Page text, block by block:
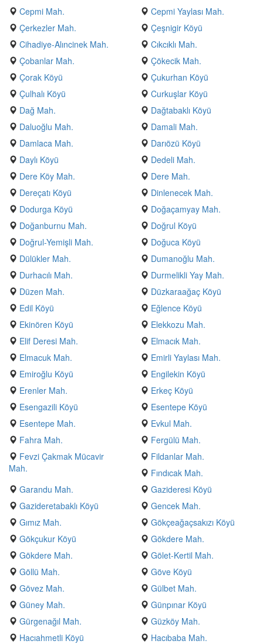
Cepmi Mah.
Cepmi Yaylası Mah.
Çerkezler Mah.
Çeşnigir Köyü
Cihadiye-Alıncinek Mah.
Cıkcıklı Mah.
Çobanlar Mah.
Çökecik Mah.
Çorak Köyü
Çukurhan Köyü
Çulhalı Köyü
Curkuşlar Köyü
Dağ Mah.
Dağtabaklı Köyü
Daluoğlu Mah.
Damali Mah.
Damlaca Mah.
Darıözü Köyü
Daylı Köyü
Dedeli Mah.
Dere Köy Mah.
Dere Mah.
Dereçatı Köyü
Dinlenecek Mah.
Dodurga Köyü
Doğaçamyay Mah.
Doğanburnu Mah.
Doğrul Köyü
Doğrul-Yemişli Mah.
Doğuca Köyü
Dülükler Mah.
Dumanoğlu Mah.
Durhacılı Mah.
Durmelikli Yay Mah.
Düzen Mah.
Düzkaraağaç Köyü
Edil Köyü
Eğlence Köyü
Ekinören Köyü
Elekkozu Mah.
Elif Deresi Mah.
Elmacık Mah.
Elmacuk Mah.
Emirli Yaylası Mah.
Emiroğlu Köyü
Engilekin Köyü
Erenler Mah.
Erkeç Köyü
Esengazili Köyü
Esentepe Köyü
Esentepe Mah.
Evkul Mah.
Fahra Mah.
Fergülü Mah.
Fevzi Çakmak Mücavir
Mah.
Fildanlar Mah.
Fındıcak Mah.
Garandu Mah.
Gazideresi Köyü
Gazideretabaklı Köyü
Gencek Mah.
Gımız Mah.
Gökçeağaçsakızı Köyü
Gökçukur Köyü
Gökdere Mah.
Gökdere Mah.
Gölet-Kertil Mah.
Göllü Mah.
Göve Köyü
Gövez Mah.
Gülbet Mah.
Güney Mah.
Günpınar Köyü
Gürgenağıl Mah.
Güzköy Mah.
Hacıahmetli Köyü
Hacıbaba Mah.